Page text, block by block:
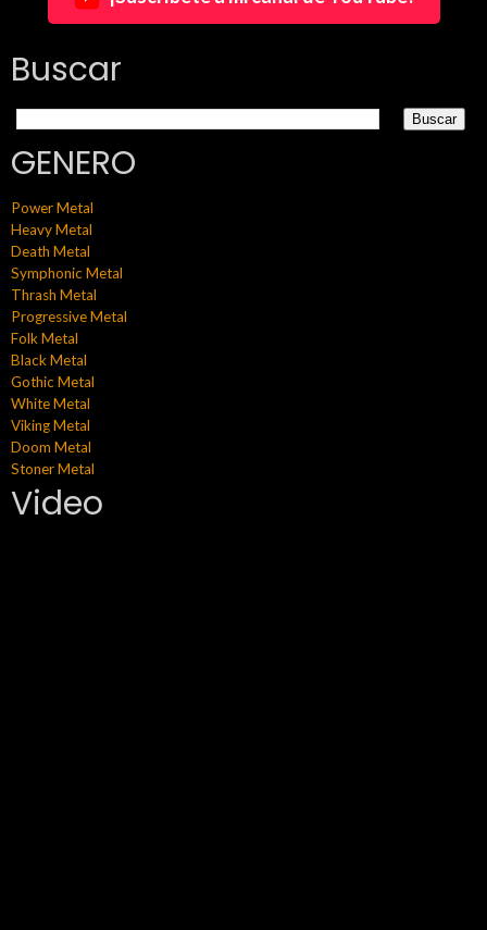
Buscar
GENERO
Power Metal
Heavy Metal
Death Metal
Symphonic Metal
Thrash Metal
Progressive Metal
Folk Metal
Black Metal
Gothic Metal
White Metal
Viking Metal
Doom Metal
Stoner Metal
Video